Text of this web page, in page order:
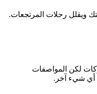
ويقلل رحلات المرتجعات.
لكن المواصفات
أي شيء آخر.